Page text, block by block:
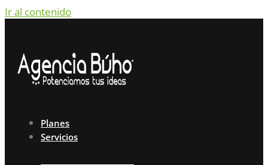
Ir al contenido
Planes
Servicios